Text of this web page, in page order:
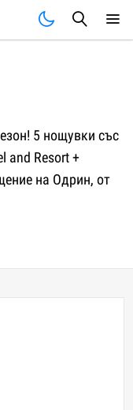
5 нощувки със
and Resort +
на Одрин, от